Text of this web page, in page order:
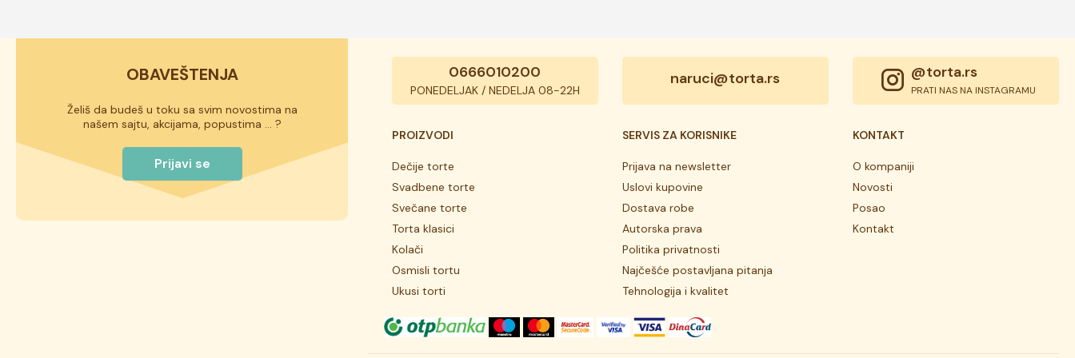
OBAVEŠTENJA
Želiš da budeš u toku sa svim novostima na
našem sajtu, akcijama, popustima ... ?
Prijavi se
0666010200
PONEDELJAK / NEDELJA 08-22H
naruci@torta.rs @torta.rs
PRATI NAS NA INSTAGRAMU
PROIZVODI
Dečije torte
Svadbene torte
Svečane torte
Torta klasici
Kolači
Osmisli tortu
Ukusi torti
SERVIS ZA KORISNIKE
Prijava na newsletter
Uslovi kupovine
Dostava robe
Autorska prava
Politika privatnosti
Najčešće postavljana pitanja
Tehnologija i kvalitet
KONTAKT
O kompaniji
Novosti
Posao
Kontakt